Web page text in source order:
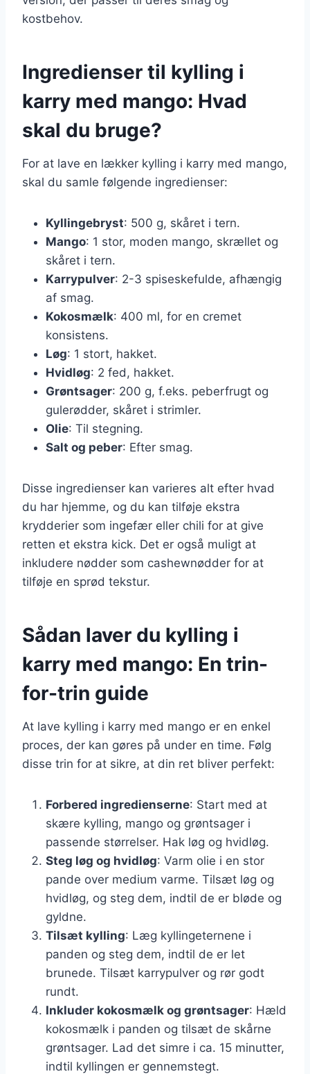
kostbehov.
Ingredienser til kylling i
karry med mango: Hvad
skal du bruge?
For at lave en lækker kylling i karry med mango,
skal du samle følgende ingredienser:
Kyllingebryst: 500 g, skåret i tern.
Mango: 1 stor, moden mango, skrællet og
skåret i tern.
Karrypulver: 2-3 spiseskefulde, afhængig
af smag.
Kokosmælk: 400 ml, for en cremet
konsistens.
Løg: 1 stort, hakket.
Hvidløg: 2 fed, hakket.
Grøntsager: 200 g, f.eks. peberfrugt og
gulerødder, skåret i strimler.
Olie: Til stegning.
Salt og peber: Efter smag.
Disse ingredienser kan varieres alt efter hvad
du har hjemme, og du kan tilføje ekstra
krydderier som ingefær eller chili for at give
retten et ekstra kick. Det er også muligt at
inkludere nødder som cashewnødder for at
tilføje en sprød tekstur.
Sådan laver du kylling i
karry med mango: En trin-
for-trin guide
At lave kylling i karry med mango er en enkel
proces, der kan gøres på under en time. Følg
disse trin for at sikre, at din ret bliver perfekt:
Forbered ingredienserne: Start med at
skære kylling, mango og grøntsager i
passende størrelser. Hak løg og hvidløg.
Steg løg og hvidløg: Varm olie i en stor
pande over medium varme. Tilsæt løg og
hvidløg, og steg dem, indtil de er bløde og
gyldne.
Tilsæt kylling: Læg kyllingeternene i
panden og steg dem, indtil de er let
brunede. Tilsæt karrypulver og rør godt
rundt.
Inkluder kokosmælk og grøntsager: Hæld
kokosmælk i panden og tilsæt de skårne
grøntsager. Lad det simre i ca. 15 minutter,
indtil kyllingen er gennemstegt.